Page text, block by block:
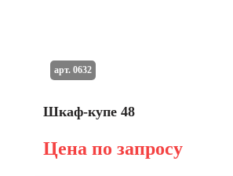
Шкаф-купе 48
Цена по запросу
арт. 0632